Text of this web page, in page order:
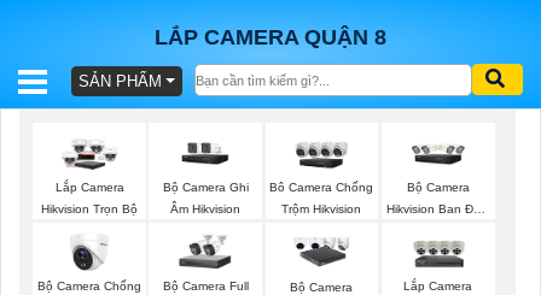
LẮP CAMERA QUẬN 8
BÁO
TRỌN
GÓI
SẢN PHẨM
Lắp Camera
Hikvision Trọn Bộ
Bộ Camera Ghi
Âm Hikvision
Bô Camera Chống
Trộm Hikvision
Bộ Camera
Hikvision Ban Đêm
Bộ Camera Chống
Bộ Camera Full
Bộ Camera
Lắp Camera